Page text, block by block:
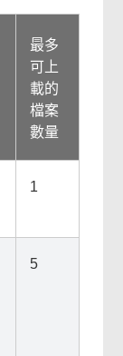
最多
可上
載的
檔案
數量
1
5